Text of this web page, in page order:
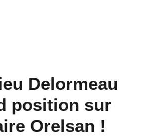
Delormeau
position sur
Orelsan !